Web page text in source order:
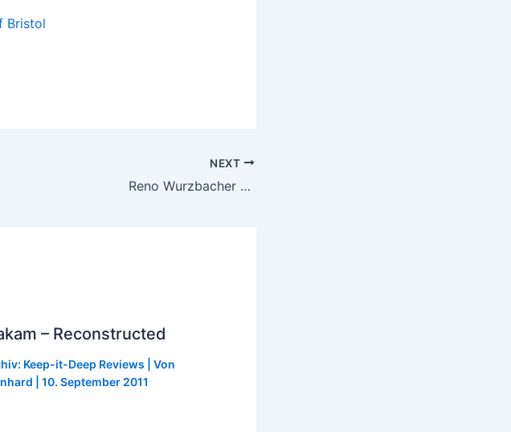
Bristol
NEXT
Reno Wurzbacher – The Love You Got
– Reconstructed
Keep-it-Deep Reviews | Von
10. September 2011